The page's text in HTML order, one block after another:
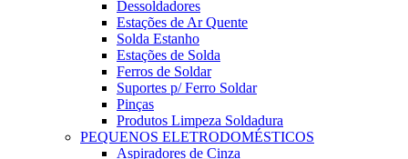
Dessoldadores
Estações de Ar Quente
Solda Estanho
Estações de Solda
Ferros de Soldar
Suportes p/ Ferro Soldar
Pinças
Produtos Limpeza Soldadura
PEQUENOS ELETRODOMÉSTICOS
Aspiradores de Cinza